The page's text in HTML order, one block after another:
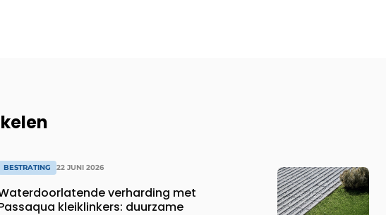
BESTRATING 22 JUNI 2026
verharding met
kleiklinkers: duurzame